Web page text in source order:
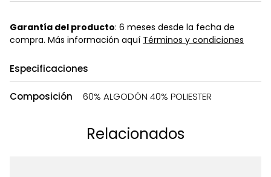
Garantía del producto: 6 meses desde la fecha de
compra. Más información aquí Términos y condiciones
Especificaciones
Composición 60% ALGODÓN 40% POLIESTER
Relacionados